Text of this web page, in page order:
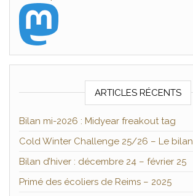
ARTICLES RÉCENTS
Bilan mi-2026 : Midyear freakout tag
Cold Winter Challenge 25/26 – Le bilan
Bilan d’hiver : décembre 24 – février 25
Primé des écoliers de Reims – 2025